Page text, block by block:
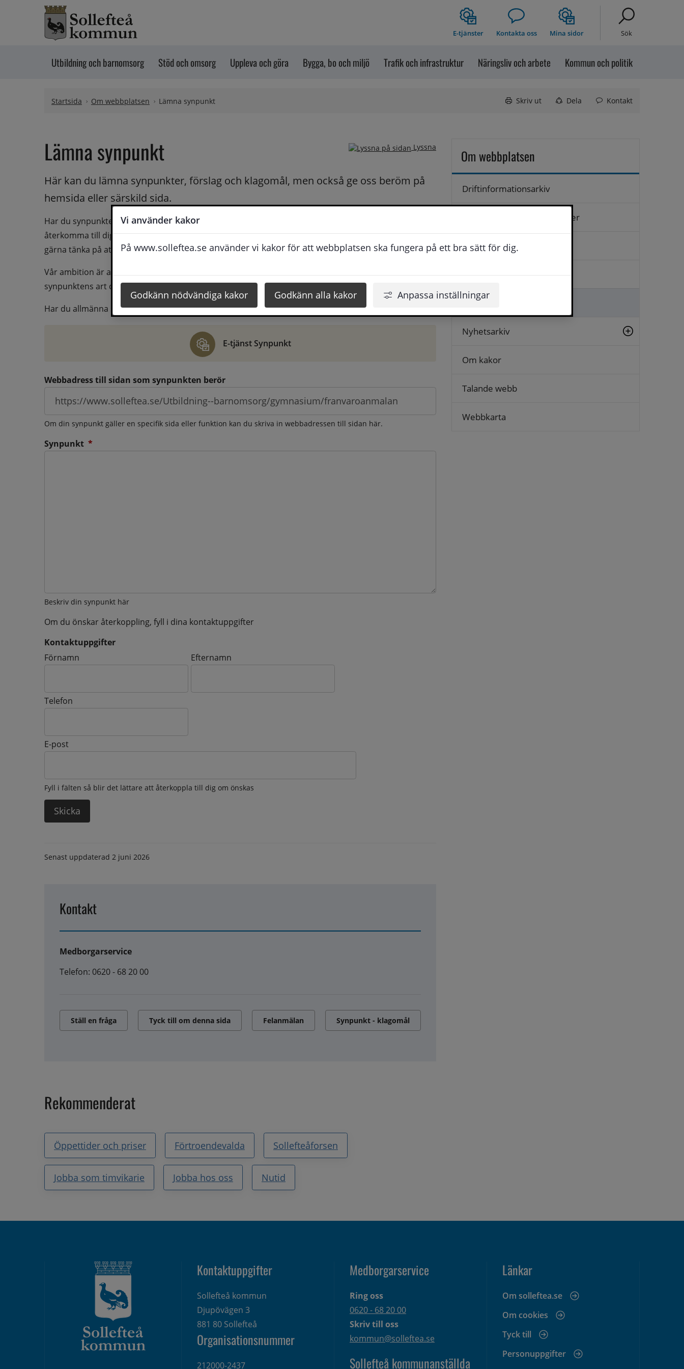
Vi använder kakor
På www.solleftea.se använder vi kakor för att webbplatsen ska fungera på ett bra sätt för dig.
Godkänn nödvändiga kakor Godkänn alla kakor Anpassa inställningar
Hoppa till innehåll
E-tjänster Kontakta oss Mina sidor Sök
Utbildning och barnomsorg Stöd och omsorg Uppleva och göra Bygga, bo och miljö Trafik och infrastruktur Näringsliv och arbete Kommun och politik
Startsida Om webbplatsen Lämna synpunkt Skriv ut Dela Kontakt
Lyssna
Lämna synpunkt
Här kan du lämna synpunkter, förslag och klagomål, men också ge oss beröm på
hemsida eller särskild sida.
Har du synpunkter på webbplatsen kan du skicka in dem via formuläret nedanför. Vill du att vi ska
återkomma till dig behöver du även fylla i dina kontaktuppgifter. När du skriver in din synpunkt får du
gärna tänka på att vara så tydlig som möjligt för att vi ska kunna hjälpa dig bättre.
Vår ambition är att besvara synpunkter så snart som möjligt, men svarstiden beror givetvis på
synpunktens art och omfång.
Har du allmänna synpunkter, klagomål eller beröm gör du det via e-tjänsten Synpunkt
E-tjänst Synpunkt
Webbadress till sidan som synpunkten berör
Om din synpunkt gäller en specifik sida eller funktion kan du skriva in webbadressen till sidan här.
Synpunkt *
Beskriv din synpunkt här
Om du önskar återkoppling, fyll i dina kontaktuppgifter
Kontaktuppgifter
Kontaktuppgifter
Förnamn Efternamn
Telefon
E-post
Fyll i fälten så blir det lättare att återkoppla till dig om önskas
Senast uppdaterad 2 juni 2026
Kontakt
Medborgarservice
Telefon: 0620 - 68 20 00
Ställ en fråga Tyck till om denna sida Felanmälan Synpunkt - klagomål
Rekommenderat
Öppettider och priser Förtroendevalda Sollefteåforsen
Jobba som timvikarie Jobba hos oss Nutid
Om webbplatsen
Driftinformationsarkiv
Hantering av personuppgifter
Kontakta oss
Logga in
Lämna synpunkt
Nyhetsarkiv
Om kakor
Talande webb
Webbkarta
Kontaktuppgifter
Sollefteå kommun
Djupövägen 3
881 80 Sollefteå
Organisationsnummer
212000-2437
Medborgarservice
Ring oss
0620 - 68 20 00
Skriv till oss
kommun@solleftea.se
Sollefteå kommunanställda
Länkar
Om solleftea.se
Om cookies
Tyck till
Personuppgifter